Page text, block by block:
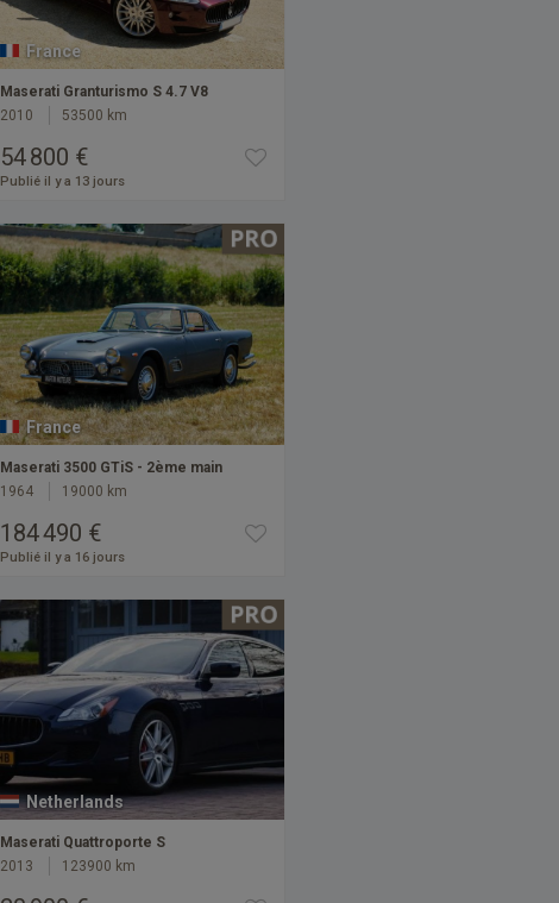
France
Maserati Granturismo S 4.7 V8
2010
53500 km
54 800 €
Publié il y a 13 jours
France
Maserati 3500 GTiS - 2ème main
1964
19000 km
184 490 €
Publié il y a 16 jours
Netherlands
Maserati Quattroporte S
2013
123900 km